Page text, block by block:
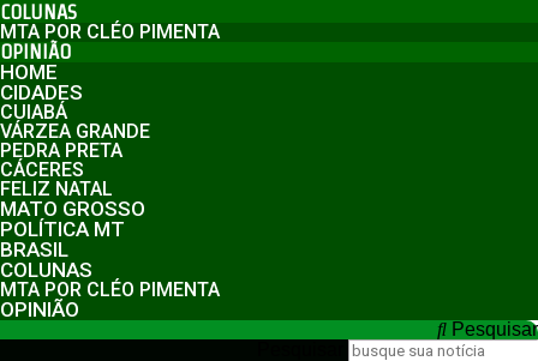
COLUNAS
MTA POR CLÉO PIMENTA
OPINIÃO
HOME
CIDADES
CUIABÁ
VÁRZEA GRANDE
PEDRA PRETA
CÁCERES
FELIZ NATAL
MATO GROSSO
POLÍTICA MT
BRASIL
COLUNAS
MTA POR CLÉO PIMENTA
OPINIÃO
Pesquisar